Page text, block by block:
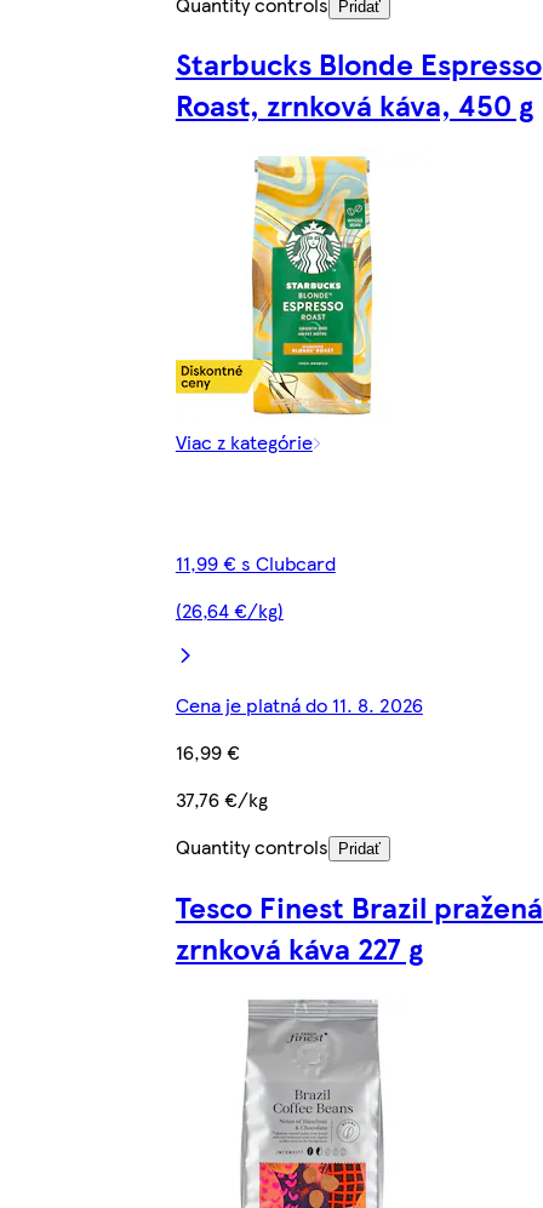
Pridať
Starbucks Blonde Espresso
Roast, zrnková káva, 450 g
Viac z kategórie
11,99 € s Clubcard
(26,64 €/kg)
Cena je platná do 11. 8. 2026
16,99 €
37,76 €/kg
Quantity controls
Pridať
Tesco Finest Brazil pražená
zrnková káva 227 g